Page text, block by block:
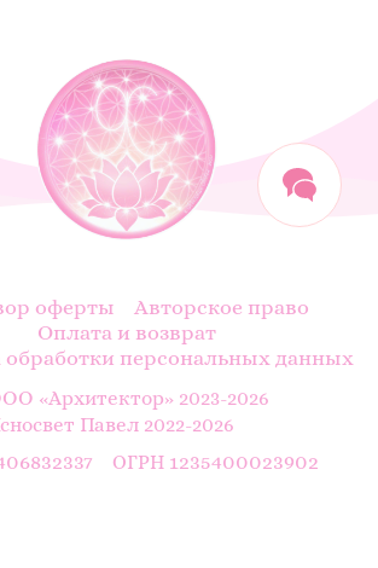
оферты
Авторское право
Оплата и возврат
обработки персональных данных
ОГРН 1235400023902
«Архитектор» 2023-2026
Павел 2022-2026